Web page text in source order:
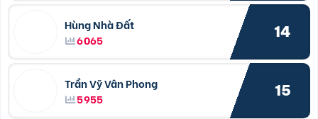
Hùng Nhà Đất
6065
14
Trần Vỹ Vân Phong
5955
15